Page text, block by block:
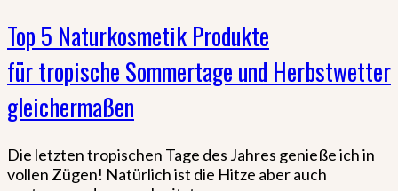
Top 5 Naturkosmetik Produkte
für tropische Sommertage und Herbstwetter
gleichermaßen
Die letzten tropischen Tage des Jahres genieße ich in
vollen Zügen! Natürlich ist die Hitze aber auch